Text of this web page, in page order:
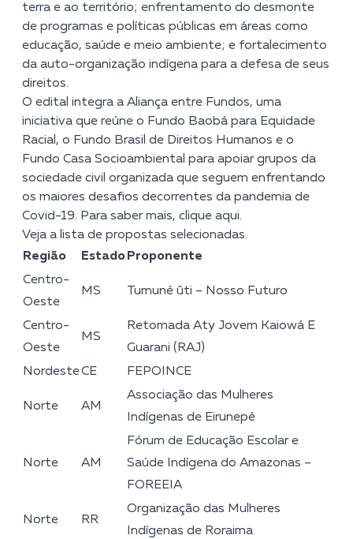
terra e ao território; enfrentamento do desmonte
de programas e políticas públicas em áreas como
educação, saúde e meio ambiente; e fortalecimento
da auto-organização indígena para a defesa de seus
direitos.
O edital integra a Aliança entre Fundos, uma
iniciativa que reúne o Fundo Baobá para Equidade
Racial, o Fundo Brasil de Direitos Humanos e o
Fundo Casa Socioambiental para apoiar grupos da
sociedade civil organizada que seguem enfrentando
os maiores desafios decorrentes da pandemia de
Covid-19. Para saber mais, clique aqui.
Veja a lista de propostas selecionadas.
Região
EstadoProponente
Centro-
Oeste
MS Tumuné ûti – Nosso Futuro
Centro-
Oeste
MS
Retomada Aty Jovem Kaiowá E
Guarani (RAJ)
NordesteCE FEPOINCE
Norte AM
Associação das Mulheres
Indígenas de Eirunepé
Norte AM
Fórum de Educação Escolar e
Saúde Indígena do Amazonas –
FOREEIA
Norte RR
Organização das Mulheres
Indígenas de Roraima